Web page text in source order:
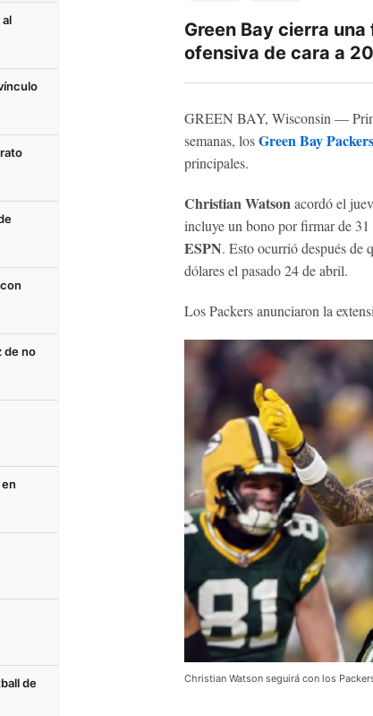
de no
de
Green Bay cierra
ofensiva de cara a
GREEN BAY, Wisconsin —
semanas, los Green Bay Packers
principales.
Christian Watsonacordó el
incluye un bono por firmar de
ESPN. Esto ocurrió después de
dólares el pasado 24 de abril.
Los Packers anunciaron la
Christian Watson seguirá con los